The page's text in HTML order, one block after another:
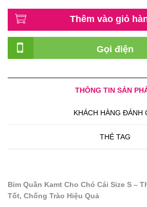
Thêm vào giỏ
Gọi điện
THÔNG TIN SẢN
KHÁCH HÀNG ĐÁNH
THẺ TAG
Bỉm Quần Kamt Cho Chó Cái Size S –
Tốt, Chống Trào Hiệu Quả